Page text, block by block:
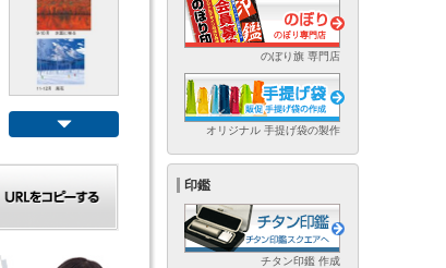
のぼり旗 専門店
オリジナル 手提げ袋の製作
印鑑
チタン印鑑 作成